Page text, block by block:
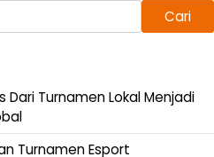
Cari
Dari Turnamen Lokal Menjadi
Turnamen Esport